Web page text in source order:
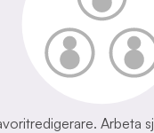
Arbeta